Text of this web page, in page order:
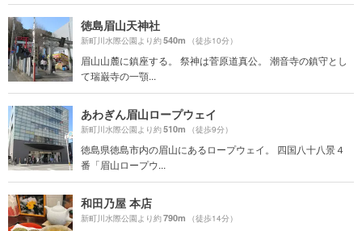
徳島眉山天神社
新町川水際公園より約540m （徒歩10分）
眉山山麓に鎮座する。 祭神は菅原道真公。 潮音寺の鎮守とし
て瑞巌寺の一顎...
あわぎん眉山ロープウェイ
新町川水際公園より約510m （徒歩9分）
徳島県徳島市内の眉山にあるロープウェイ。 四国八十八景４
番「眉山ロープウ...
和田乃屋 本店
新町川水際公園より約790m （徒歩14分）